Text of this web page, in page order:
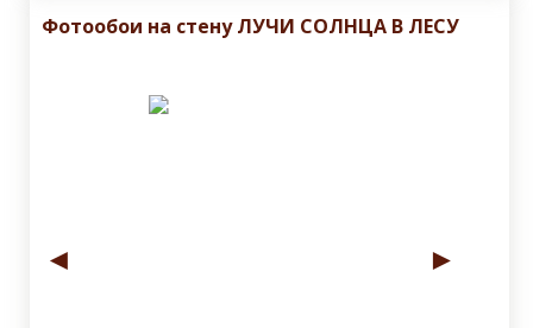
Фотообои на стену ЛУЧИ СОЛНЦА В ЛЕСУ
◄ ►